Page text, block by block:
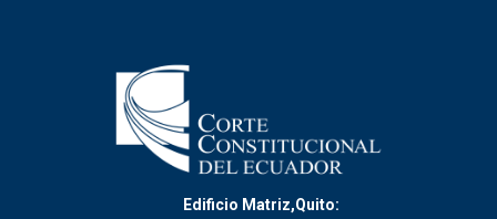
Edificio Matriz,Quito: